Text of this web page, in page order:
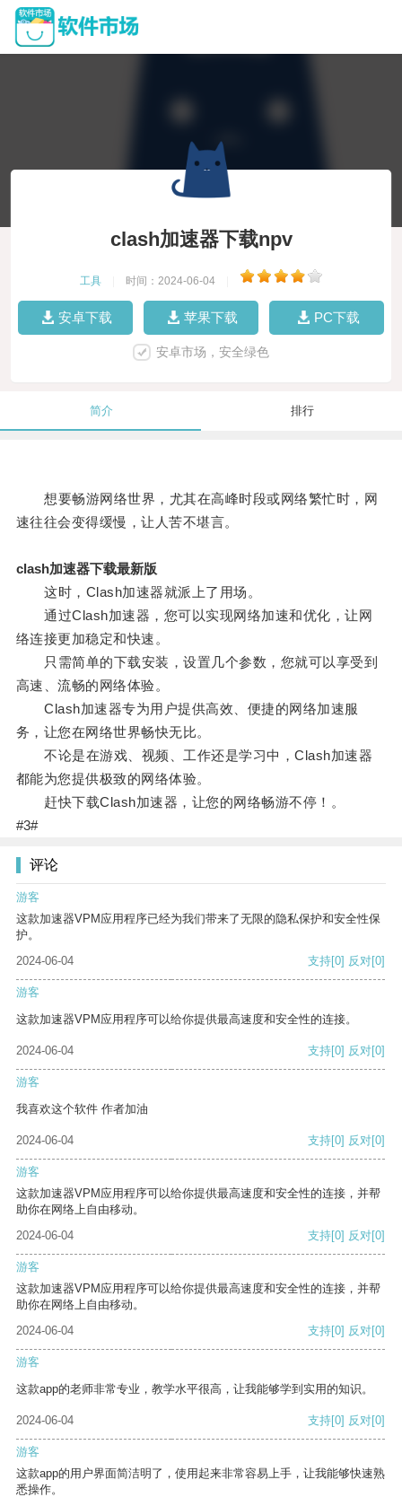
clash加速器下载npv
工具 时间：2024-06-04
安卓下载 苹果下载 PC下载
安卓市场，安全绿色
简介 排行
想要畅游网络世界，尤其在高峰时段或网络繁忙时，网
速往往会变得缓慢，让人苦不堪言。
clash加速器下载最新版
这时，Clash加速器就派上了用场。
通过Clash加速器，您可以实现网络加速和优化，让网
络连接更加稳定和快速。
只需简单的下载安装，设置几个参数，您就可以享受到
高速、流畅的网络体验。
Clash加速器专为用户提供高效、便捷的网络加速服
务，让您在网络世界畅快无比。
不论是在游戏、视频、工作还是学习中，Clash加速器
都能为您提供极致的网络体验。
赶快下载Clash加速器，让您的网络畅游不停！。
#3#
评论
游客
这款加速器VPM应用程序已经为我们带来了无限的隐私保护和安全性保
护。
2024-06-04
支持[0] 反对[0]
游客
这款加速器VPM应用程序可以给你提供最高速度和安全性的连接。
2024-06-04 支持[0] 反对[0]
游客
我喜欢这个软件 作者加油
2024-06-04 支持[0] 反对[0]
游客
这款加速器VPM应用程序可以给你提供最高速度和安全性的连接，并帮
助你在网络上自由移动。
2024-06-04
支持[0] 反对[0]
游客
这款加速器VPM应用程序可以给你提供最高速度和安全性的连接，并帮
助你在网络上自由移动。
2024-06-04
支持[0] 反对[0]
游客
这款app的老师非常专业，教学水平很高，让我能够学到实用的知识。
2024-06-04 支持[0] 反对[0]
游客
这款app的用户界面简洁明了，使用起来非常容易上手，让我能够快速熟
悉操作。